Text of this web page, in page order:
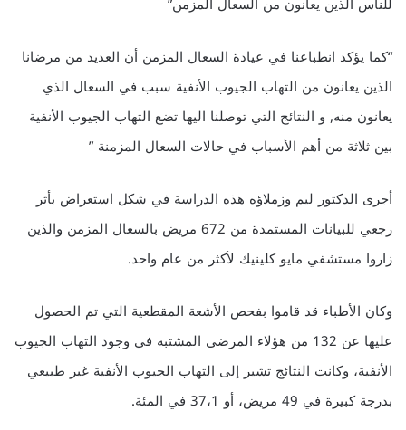
“كما يؤكد انطباعنا في عيادة السعال المزمن أن العديد من مرضانا
الذين يعانون من التهاب الجيوب الأنفية سبب في السعال الذي
يعانون منه, و النتائج التي توصلنا اليها تضع التهاب الجيوب الأنفية
بين ثلاثة من أهم الأسباب في حالات السعال المزمنة ”
أجرى الدكتور ليم وزملاؤه هذه الدراسة في شكل استعراض بأثر
رجعي للبيانات المستمدة من 672 مريض بالسعال المزمن والذين
زاروا مستشفي مايو كلينيك لأكثر من عام واحد.
وكان الأطباء قد قاموا بفحص الأشعة المقطعية التي تم الحصول
عليها عن 132 من هؤلاء المرضى المشتبه في وجود التهاب الجيوب
الأنفية، وكانت النتائج تشير إلى التهاب الجيوب الأنفية غير طبيعي
بدرجة كبيرة في 49 مريض، أو 37،1 في المئة.